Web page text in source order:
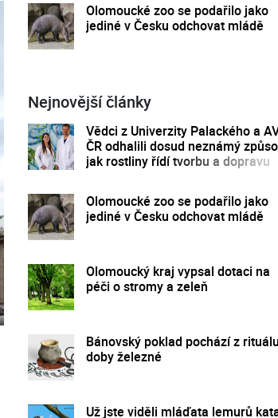
Olomoucké zoo se podařilo jako
jediné v Česku odchovat mládě
Nejnovější články
Vědci z Univerzity Palackého a
ČR odhalili dosud neznámý
jak rostliny řídí tvorbu a dopravu
Olomoucké zoo se podařilo jako
jediné v Česku odchovat mládě
Olomoucký kraj vypsal dotaci na
péči o stromy a zeleň
Bánovský poklad pochází z
doby železné
Už jste viděli mláďata lemurů